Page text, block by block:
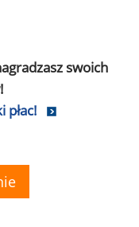
swoich
płac!